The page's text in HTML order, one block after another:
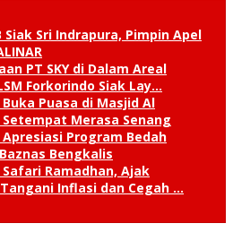
Siak Sri Indrapura, Pimpin Apel
PT SKY di Dalam Areal
Forkorindo Siak Lay…
Puasa di Masjid Al
Merasa Senang
Program Bedah
Bengkalis
Ramadhan, Ajak
Inflasi dan Cegah …